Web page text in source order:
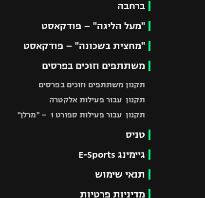
ברחבה
"מעל הליגה" – פודקאסט
"מחצית בשכונה" – פודקאסט
משתתפים וזוכים בפרסים
תקנון משתתפים וזוכים בפרסים
תקנון עבור פעילות אלקטרה
תקנון עבור פעילות ספורט 1 – "מרלן"
טניס
גיימינג E-Sports
תנאי שימוש
מדיניות פרטיות